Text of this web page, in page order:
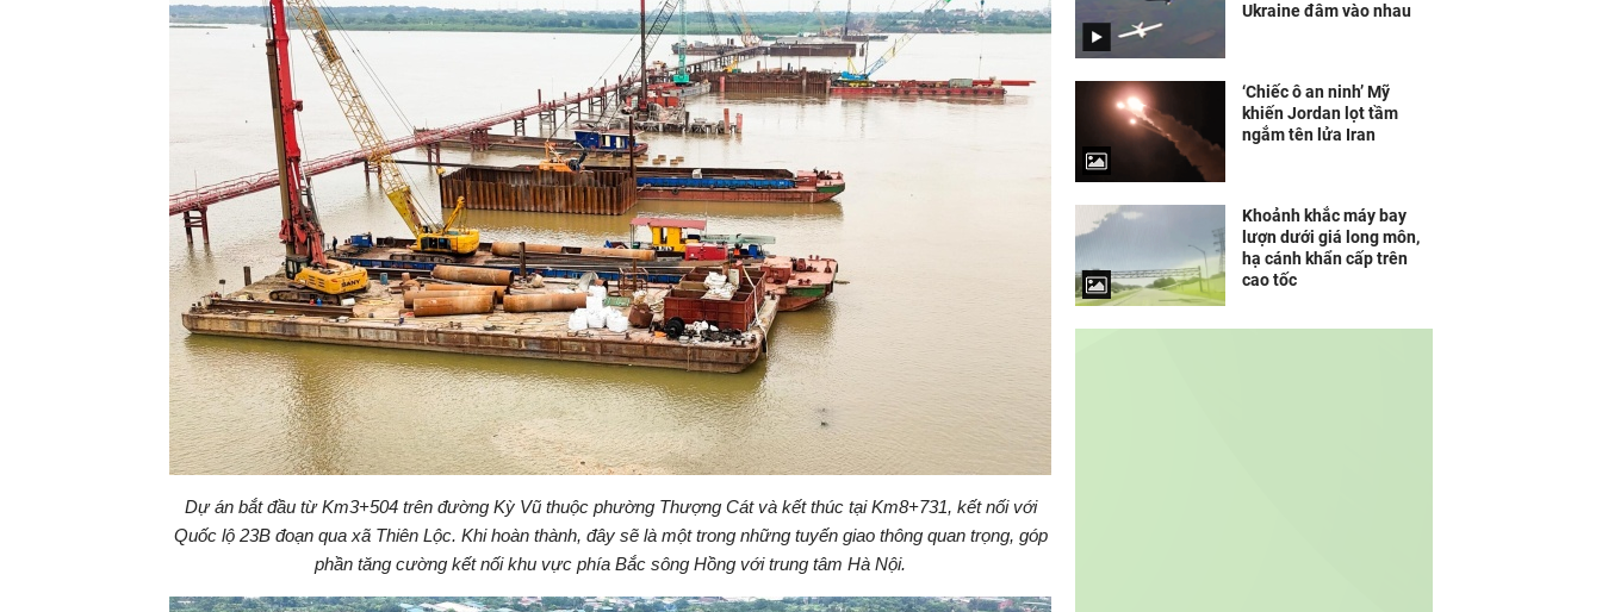
Dự án bắt đầu từ Km3+504 trên đường Kỳ Vũ thuộc phường Thượng Cát và kết thúc tại Km8+731, kết nối với
Quốc lộ 23B đoạn qua xã Thiên Lộc. Khi hoàn thành, đây sẽ là một trong những tuyến giao thông quan trọng, góp
phần tăng cường kết nối khu vực phía Bắc sông Hồng với trung tâm Hà Nội.
Ukraine đâm vào nhau
‘Chiếc ô an ninh’ Mỹ
khiến Jordan lọt tầm
ngắm tên lửa Iran
Khoảnh khắc máy bay
lượn dưới giá long môn,
hạ cánh khẩn cấp trên
cao tốc